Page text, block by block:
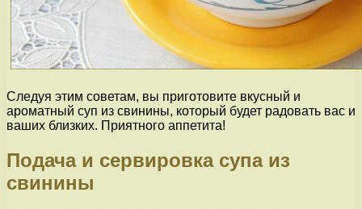
Следуя этим советам, вы приготовите вкусный и
ароматный суп из свинины, который будет радовать вас и
ваших близких. Приятного аппетита!
Подача и сервировка супа из
свинины